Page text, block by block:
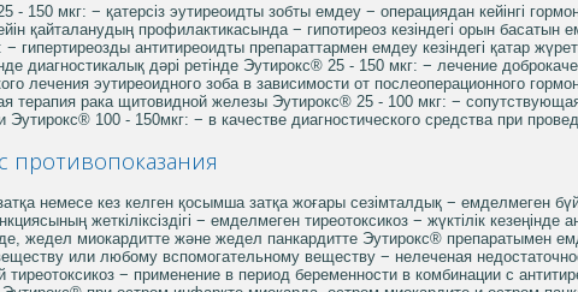
- 150 мкг: − қатерсіз эутиреоидты зобты емдеу − операциядан кейінгі
қайталанудың профилактикасында − гипотиреоз кезіндегі орын
− гипертиреозды антитиреоидты препараттармен емдеу кезіндегі қатар
диагностикалық дәрі ретінде Эутирокс® 25 - 150 мкг: − лечение
лечения эутиреоидного зоба в зависимости от послеоперационного
терапия рака щитовидной железы Эутирокс® 25 - 100 мкг: −
Эутирокс® 100 - 150мкг: − в качестве диагностического средства при
противопоказания
немесе кез келген қосымша затқа жоғары сезімталдық − емделмеген
жеткіліксіздігі − емделмеген тиреотоксикоз − жүктілік кезеңінде
жедел миокардитте және жедел панкардитте Эутирокс® препаратымен
или любому вспомогательному веществу − нелеченая
тиреотоксикоз − применение в период беременности в комбинации с